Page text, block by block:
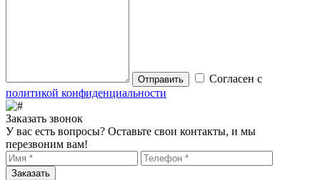
Отправить
Согласен с
политикой конфиденциальности
Заказать звонок
У вас есть вопросы? Оставьте свои контакты, и мы
перезвоним вам!
Заказать